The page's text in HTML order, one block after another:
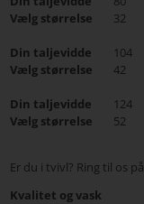
Vælg størrelse
32
Din taljevidde 104
Vælg størrelse
42
Din taljevidde 124
Vælg størrelse
52
Er du i tvivl? Ring til os på
Kvalitet og vask